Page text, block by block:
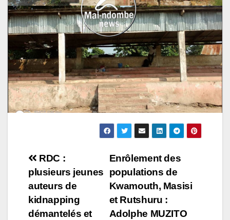
Navigation
de
l’article
Enrôlement des
populations de
Kwamouth, Masisi
et Rutshuru :
Adolphe MUZITO
RDC :
plusieurs jeunes
auteurs de
kidnapping
démantelés et